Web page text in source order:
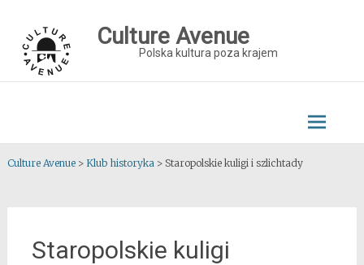
content
Culture Avenue
Polska kultura poza krajem
Culture Avenue> Klub historyka> Staropolskie kuligi i szlichtady
Staropolskie kuligi